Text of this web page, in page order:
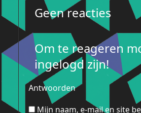
Geen reacties
Om te reageren
ingelogd zijn!
Antwoorden
Mijn naam, e-mail en site